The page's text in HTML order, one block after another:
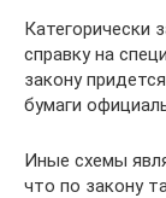
Категорически
справку на
закону
бумаги
Иные схемы
что по закону